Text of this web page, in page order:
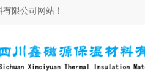
限公司网站！